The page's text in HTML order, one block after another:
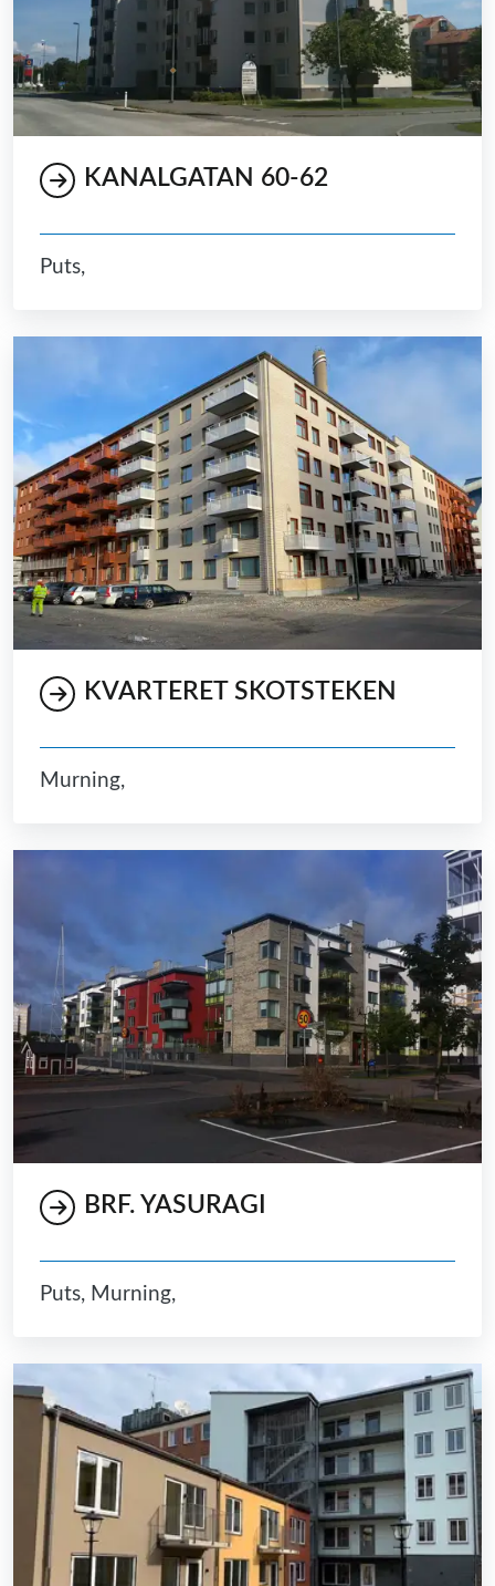
KANALGATAN 60-62
Puts,
KVARTERET SKOTSTEKEN
Murning,
BRF. YASURAGI
Puts, Murning,